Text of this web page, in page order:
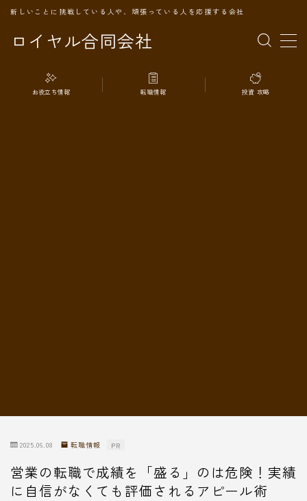
ロイヤル合同会社
新しいことに挑戦している人や、頑張っている人を応援する会社
MENU
TOPページ
お役立ち情報 転職情報 投資 攻略
2025.06.08 転職情報 PR
営業の転職で成績を「盛る」のは危険！実績
に自信がなくても評価されるアピール術